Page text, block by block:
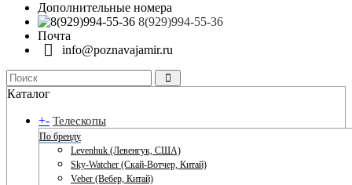
Дополнительные номера
8(929)994-55-36
Почта
info@poznavajamir.ru
Каталог
+- Телескопы
По бренду
Levenhuk (Левенгук, США)
Sky-Watcher (Скай-Вотчер, Китай)
Veber (Вебер, Китай)